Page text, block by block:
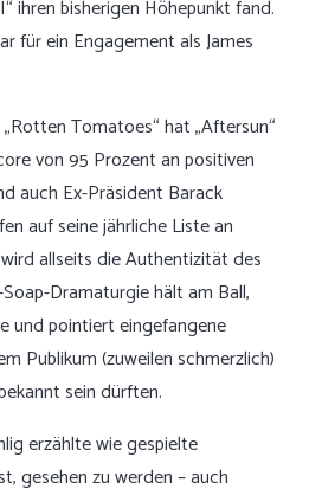
ihren bisherigen Höhepunkt fand.
für ein Engagement als James
Tomatoes“ hat „Aftersun“
von 95 Prozent an positiven
auch Ex-Präsident Barack
auf seine jährliche Liste an
allseits die Authentizität des
Dramaturgie hält am Ball,
und pointiert eingefangene
Publikum (zuweilen schmerzlich)
sein dürften.
erzählte wie gespielte
gesehen zu werden – auch